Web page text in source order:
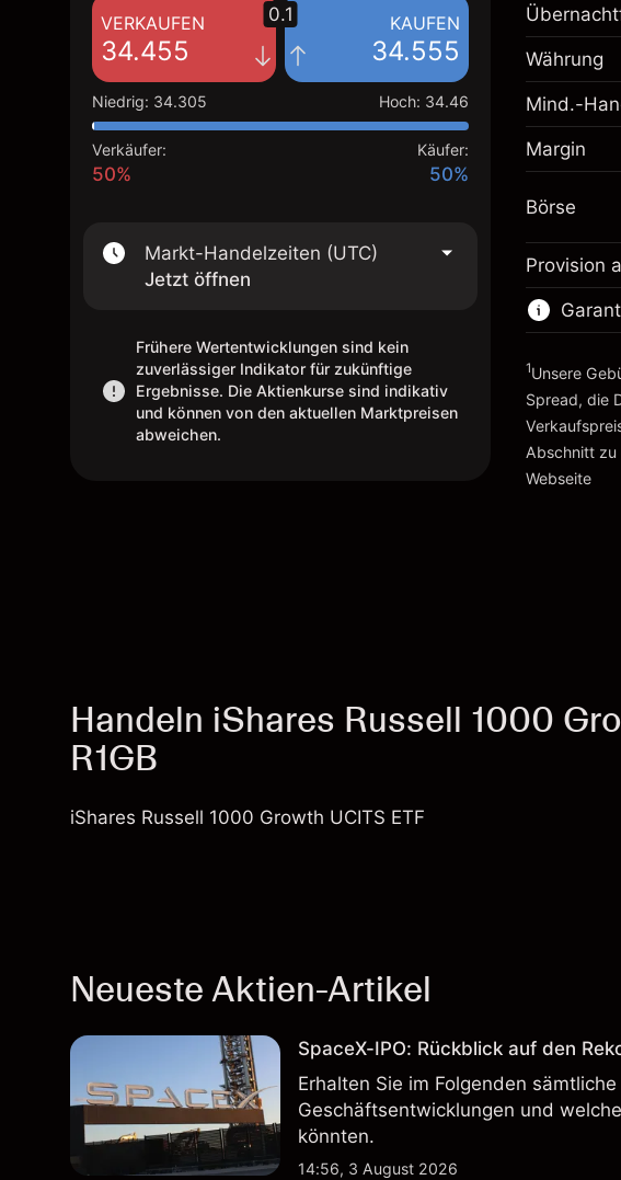
VERKAUFEN
34.455
KAUFEN
34.555
0.1
Niedrig: 34.305 Hoch: 34.46
Verkäufer:
50%
Käufer:
50%
Markt-Handelzeiten (UTC)
Jetzt öffnen
Frühere Wertentwicklungen sind kein
zuverlässiger Indikator für zukünftige
Ergebnisse. Die Aktienkurse sind indikativ
und können von den aktuellen Marktpreisen
abweichen.
Geld
Zur
Geld
Zur
Währung
Mind.-
Margin
Börse
Provision
Kosten
1Unsere
Spread, die
Abschnitt zu
Webseite
Handeln iShares Russell 1000
R1GB
iShares Russell 1000 Growth UCITS ETF
Neueste Aktien-Artikel
SpaceX-IPO: Rückblick auf den
Erhalten Sie im Folgenden
Geschäftsentwicklungen und
könnten.
14:56, 3 August 2026